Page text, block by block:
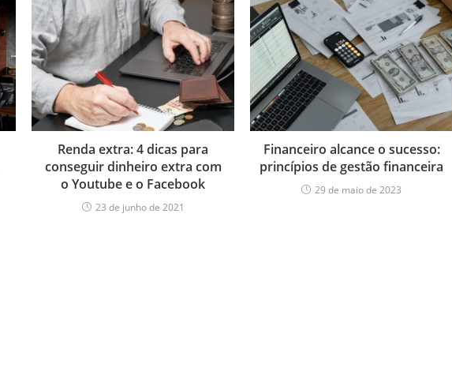
Renda extra: 4 dicas para
conseguir dinheiro extra com
o Youtube e o Facebook
23 de junho de 2021
Financeiro alcance o sucesso:
princípios de gestão financeira
29 de maio de 2023